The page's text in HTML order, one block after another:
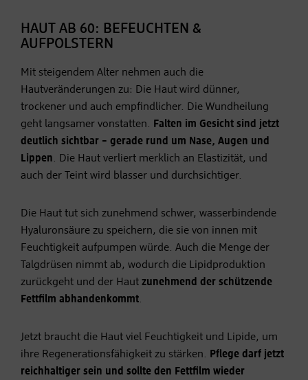
HAUT AB 60: BEFEUCHTEN &
AUFPOLSTERN
Mit steigendem Alter nehmen auch die
Hautveränderungen zu: Die Haut wird dünner,
trockener und auch empfindlicher. Die Wundheilung
geht langsamer vonstatten. Falten im Gesicht sind jetzt
deutlich sichtbar – gerade rund um Nase, Augen und
Lippen. Die Haut verliert merklich an Elastizität, und
auch der Teint wird blasser und durchsichtiger.
Die Haut tut sich zunehmend schwer, wasserbindende
Hyaluronsäure zu speichern, die sie von innen mit
Feuchtigkeit aufpumpen würde. Auch die Menge der
Talgdrüsen nimmt ab, wodurch die Lipidproduktion
zurückgeht und der Haut zunehmend der schützende
Fettfilm abhandenkommt.
Jetzt braucht die Haut viel Feuchtigkeit und Lipide, um
ihre Regenerationsfähigkeit zu stärken. Pflege darf jetzt
reichhaltiger sein und sollte den Fettfilm wieder